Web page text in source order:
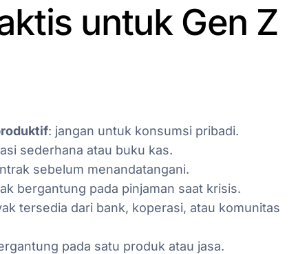
untuk Gen Z
: jangan untuk konsumsi pribadi.
sederhana atau buku kas.
sebelum menandatangani.
bergantung pada pinjaman saat krisis.
tersedia dari bank, koperasi, atau komunitas
pada satu produk atau jasa.